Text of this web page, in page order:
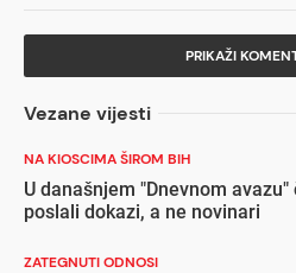
PRIKAŽI
Vezane vijesti
NA KIOSCIMA ŠIROM BIH
U današnjem "Dnevnom
poslali dokazi, a ne novinari
ZATEGNUTI ODNOSI